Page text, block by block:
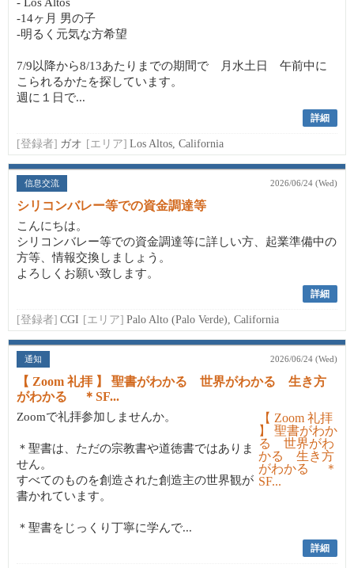
-14ヶ月 男の子
-明るく元気な方希望
7/9以降から8/13あたりまでの期間で 月水土日 午前中に
こられるかたを探しています。
週に１日で...
詳細
[登録者] ガオ [エリア] Los Altos, California
信息交流 2026/06/24 (Wed)
シリコンバレー等での資金調達等
こんにちは。
シリコンバレー等での資金調達等に詳しい方、起業準備中の
方等、情報交換しましょう。
よろしくお願い致します。
詳細
[登録者] CGI [エリア] Palo Alto (Palo Verde), California
通知 2026/06/24 (Wed)
【 Zoom 礼拝 】 聖書がわかる 世界がわかる 生き方
がわかる ＊SF...
Zoomで礼拝参加しませんか。
＊聖書は、ただの宗教書や道徳書ではありま
せん。
すべてのものを創造された創造主の世界観が
書かれています。
＊聖書をじっくり丁寧に学んで...
詳細